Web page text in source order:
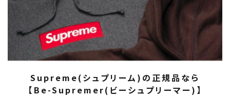
Supreme(シュプリーム)の正規品なら
【Be-Supremer(ビーシュプリーマー)】